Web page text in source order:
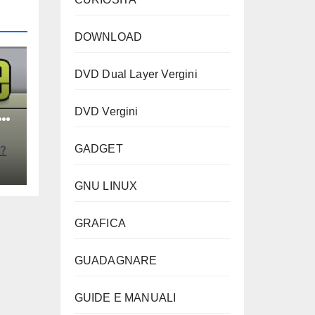
DOWNLOAD
DVD Dual Layer Vergini
DVD Vergini
GADGET
GNU LINUX
GRAFICA
GUADAGNARE
GUIDE E MANUALI